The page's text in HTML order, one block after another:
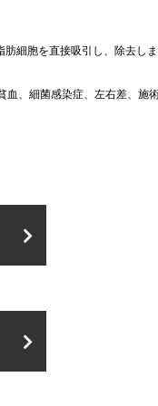
細胞を直接吸引し、除去し
、細菌感染症、左右差、施術